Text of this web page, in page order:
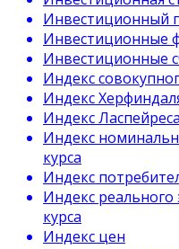
Инвестиционный
Инвестиционные
Инвестиционные
Индекс
Индекс
Индекс Ласпейреса
Индекс
курса
Индекс
Индекс
курса
Индекс цен